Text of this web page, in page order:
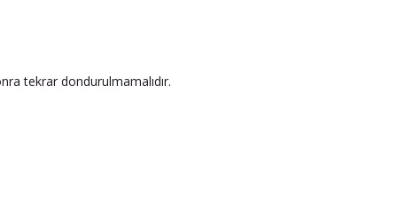
tekrar dondurulmamalıdır.